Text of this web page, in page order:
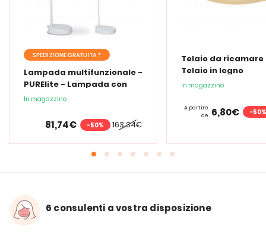
SPEDIZIONE GRATUITA *
Lampada multifunzionale -
PURElite - Lampada con
lente d'ingrandimento
In magazzino
163,34€
81,74€ -50%
Telaio da ricamare
Telaio in legno
In magazzino
A partire
de 6,80€ -50%
6 consulenti a vostra disposizione